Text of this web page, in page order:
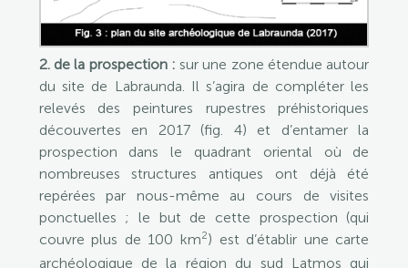
2. de la prospection :sur une zone étendue autour
du site de Labraunda. Il s’agira de compléter les
relevés des peintures rupestres préhistoriques
découvertes en 2017 (fig. 4) et d’entamer la
prospection dans le quadrant oriental où de
nombreuses structures antiques ont déjà été
repérées par nous-même au cours de visites
ponctuelles ; le but de cette prospection (qui
couvre plus de 100 km2) est d’établir une carte
archéologique de la région du sud Latmos qui